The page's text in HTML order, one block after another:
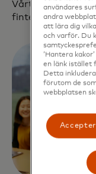
Vårt globala
fintech-lösningar
användares
andra
att lära dig
och varför. Du
‘Hantera
en länk istället
Detta
förutom de
webbplatsen